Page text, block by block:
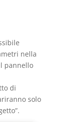
nella
pannello
di
solo